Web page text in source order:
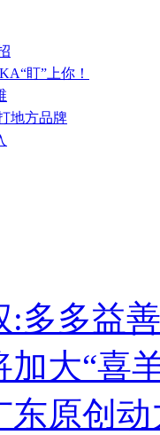
盯”上你！
地方品牌
:多多益
大“喜
东原创